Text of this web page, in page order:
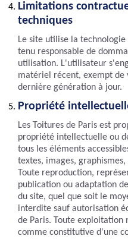
Limitations
techniques
Le site utilise la
tenu responsable de
utilisation. L'utilisateur
matériel récent, exempt de
dernière génération à jour.
Propriété
Les Toitures de Paris est
propriété intellectuelle ou
tous les éléments
textes, images,
Toute reproduction,
publication ou adaptation
du site, quel que soit le
interdite sauf autorisation
de Paris. Toute exploitation
comme constitutive d'une